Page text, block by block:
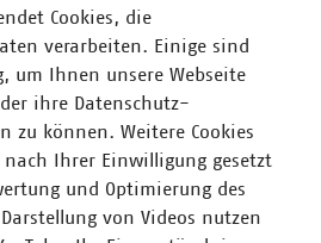
Cookies, die
verarbeiten. Einige sind
um Ihnen unsere Webseite
ihre Datenschutz-
zu können. Weitere Cookies
Ihrer Einwilligung gesetzt
und Optimierung des
von Videos nutzen